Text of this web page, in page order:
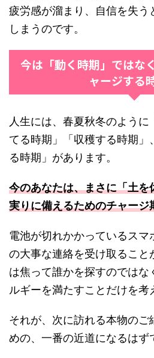
疲労感が溜まり、自信を失う
しまうのです。
今は「動く時期」ではな
ャージする
人生には、春夏秋冬のよう
てる時期」「収穫する時期
る時期」があります。
今のあなたは、まさに「土を
実りに備えるためのチャージ
電池が切れかかっているス
の大事な連絡を受け取ること
は焦って誰かを探すのではな
ルギーを満たすことだけを考
それが、次に訪れる本物のご
めの、一番の近道になるはず